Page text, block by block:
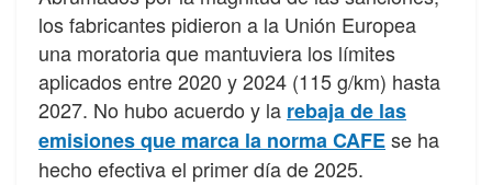
los fabricantes pidieron a la Unión Europea
una moratoria que mantuviera los límites
aplicados entre 2020 y 2024 (115 g/km) hasta
2027. No hubo acuerdo y la rebaja de las
emisiones que marca la norma CAFEse ha
hecho efectiva el primer día de 2025.